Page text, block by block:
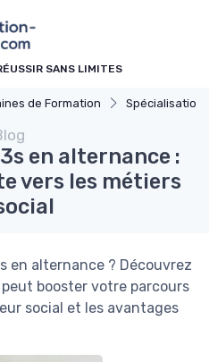
SANS LIMITES
de Formation
en alternance :
vers les métiers
en alternance ? Découvrez
booster votre parcours
social et les avantages